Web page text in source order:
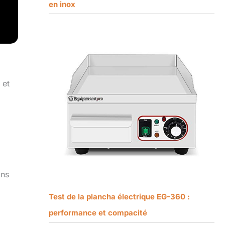
et
en inox
Test de la plancha électrique EG-360 :
performance et compacité